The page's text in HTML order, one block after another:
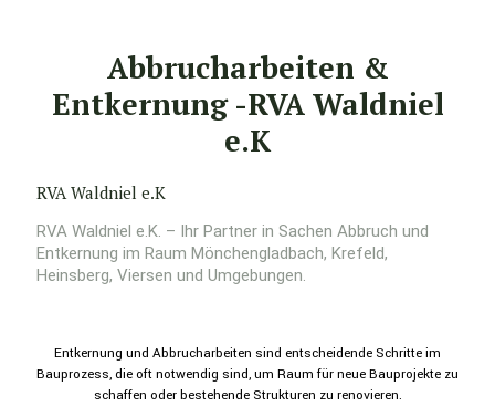
Abbrucharbeiten &
Entkernung -RVA Waldniel
e.K
RVA Waldniel e.K
RVA Waldniel e.K. – Ihr Partner in Sachen Abbruch und
Entkernung im Raum Mönchengladbach, Krefeld,
Heinsberg, Viersen und Umgebungen.
Entkernung und Abbrucharbeiten sind entscheidende Schritte im
Bauprozess, die oft notwendig sind, um Raum für neue Bauprojekte zu
schaffen oder bestehende Strukturen zu renovieren.